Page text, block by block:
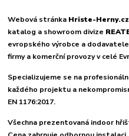
Webová stránka Hriste-Herny.cz
katalog a showroom divize
evropského výrobce a
firmy a komerční provozy v celé
Specializujeme se na
každého projektu a
EN 1176:2017.
Všechna prezentovaná indoor